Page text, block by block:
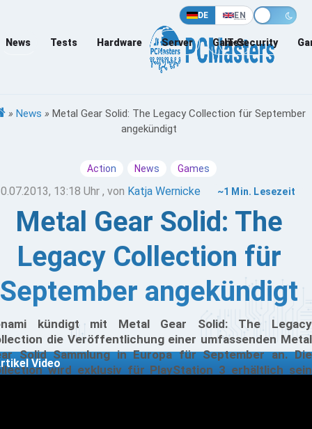
DE EN
News Tests Hardware Server Games
IT-Security
» News » Metal Gear Solid: The Legacy Collection für September
angekündigt
Action News Games
13:18 Uhr , von Katja Wernicke ~1 Min. Lesezeit
Metal Gear Solid: The
Legacy Collection für
September angekündigt
kündigt mit Metal Gear Solid: The Legacy
die Veröffentlichung einer umfassenden Metal
Solid Sammlung in Europa für September an. Die
wird exklusiv für PlayStation 3 erhältlich sein
Video